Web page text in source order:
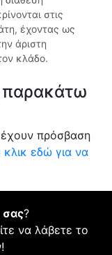
στις
έχοντας ως
άριστη
κλάδο.
παρακάτω
πρόσβαση
κλικ εδώ για να
σας?
να λάβετε το